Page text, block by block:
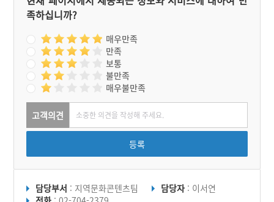
진설한다. 진설이 마무리되
면 도가가 헌작을 한 후에
행사가 마무리되는 대로 음
복을 한다.
족하십니까?
매우만족
만족
보통
불만족
매우불만족
고객의견
등록
담당부서 : 지역문화콘텐츠팀 담당자 : 이서연